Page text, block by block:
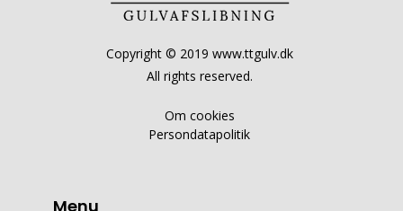
Copyright © 2019 www.ttgulv.dk
All rights reserved.
Om cookies
Persondatapolitik
Menu